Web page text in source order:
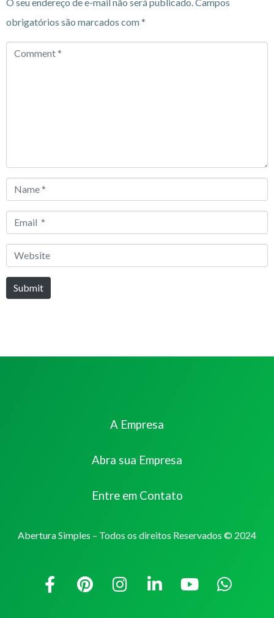
O seu endereço de e-mail não será publicado.Campos
obrigatórios são marcados com*
Comment
Name
Email
Website
Submit
A Empresa
Abra sua Empresa
Entre em Contato
Abertura Simples – Todos os direitos Reservados © 2024